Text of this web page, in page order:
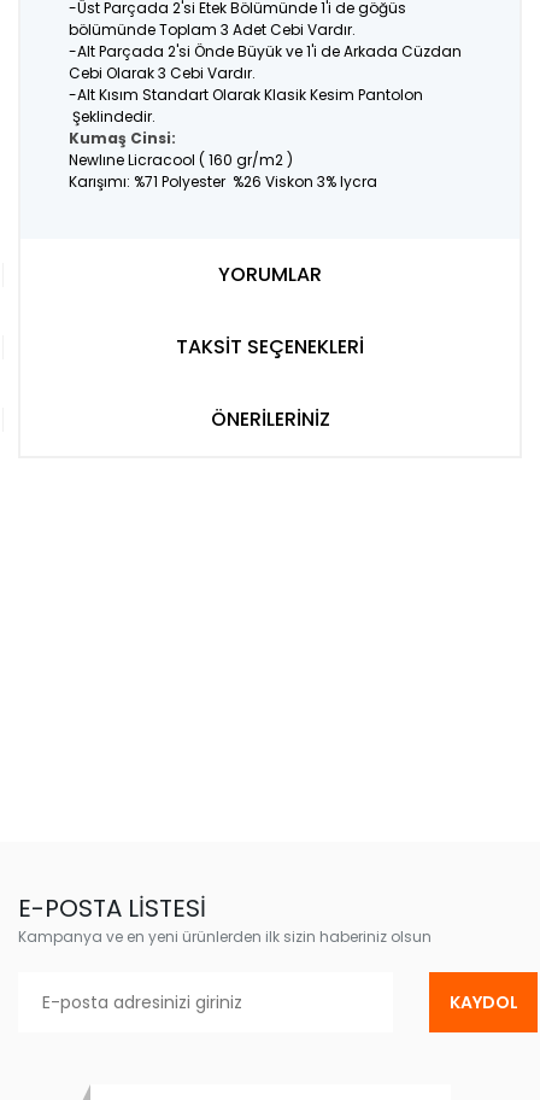
-Üst Parçada 2'si Etek Bölümünde 1'i de göğüs
bölümünde Toplam 3 Adet Cebi Vardır.
-Alt Parçada 2'si Önde Büyük ve 1'i de Arkada Cüzdan
Cebi Olarak 3 Cebi Vardır.
-Alt Kısım Standart Olarak Klasik Kesim Pantolon
Şeklindedir.
Kumaş Cinsi:
Newlıne Licracool ( 160 gr/m2 )
Karışımı: %71 Polyester %26 Viskon 3% lycra
YORUMLAR
TAKSİT SEÇENEKLERİ
ÖNERİLERİNİZ
E-POSTA LİSTESİ
Kampanya ve en yeni ürünlerden ilk sizin haberiniz olsun
KAYDOL